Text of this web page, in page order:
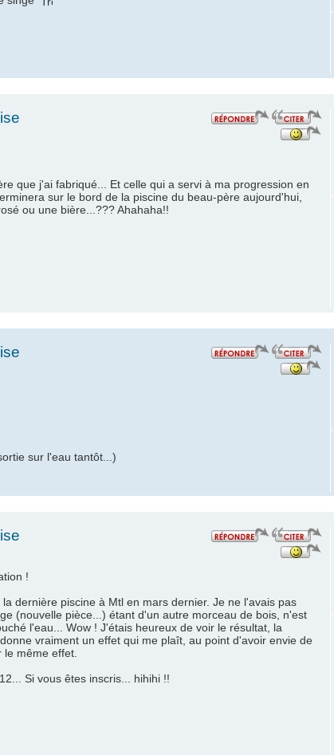
.
que j'ai fabriqué... Et celle qui a servi à ma progression en
sur le bord de la piscine du beau-père aujourd'hui,
ou une bière...??? Ahahaha!!
.
sur l'eau tantôt...)
!
dernière piscine à Mtl en mars dernier. Je ne l'avais pas
(nouvelle pièce...) étant d'un autre morceau de bois, n'est
l'eau... Wow ! J'étais heureux de voir le résultat, la
vraiment un effet qui me plaît, au point d'avoir envie de
même effet.
Si vous êtes inscris... hihihi !!